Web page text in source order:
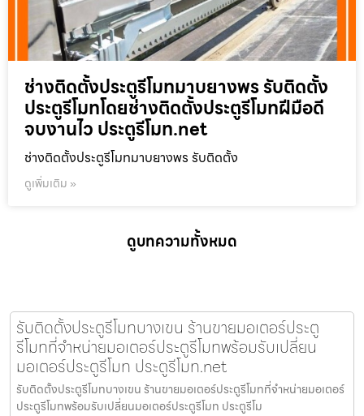
ช่างติดตั้งประตูรีโมทมาบยางพร รับติดตั้ง
ประตูรีโมทโดยช่างติดตั้งประตูรีโมทฝีมือดี
จบงานไว ประตูรีโมท.net
ช่างติดตั้งประตูรีโมทมาบยางพร รับติดตั้ง
ดูเพิ่มเติม »
ดูบทความทั้งหมด
รับติดตั้งประตูรีโมทบางเขน ร้านขายมอเตอร์ประตู
รีโมทที่จำหน่ายมอเตอร์ประตูรีโมทพร้อมรับเปลี่ยน
มอเตอร์ประตูรีโมท ประตูรีโมท.net
รับติดตั้งประตูรีโมทบางเขน ร้านขายมอเตอร์ประตูรีโมทที่จำหน่ายมอเตอร์
ประตูรีโมทพร้อมรับเปลี่ยนมอเตอร์ประตูรีโมท ประตูรีโม